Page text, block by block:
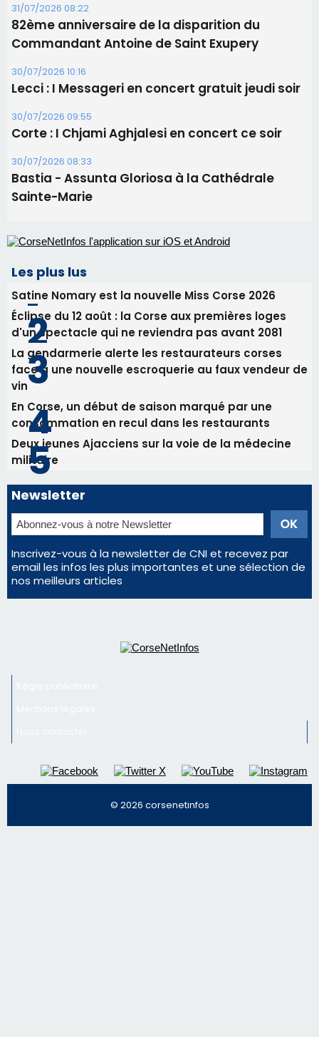
05/08/2026 09:53
Biguglia : messe de la Sainte-Marie et
procession le 14 août
31/07/2026 08:24
Tennis - Début ce week-end du tournoi du
RCPV
31/07/2026 08:22
82ème anniversaire de la disparition du
Commandant Antoine de Saint Exupery
30/07/2026 10:16
30/07/2026 09:55
Corte : I Chjami Aghjalesi en concert ce soir
30/07/2026 08:33
Bastia - Assunta Gloriosa à la Cathédrale
Sainte-Marie
Les plus lus
Satine Nomary est la nouvelle Miss Corse 2026
Éclipse du 12 août : la Corse aux premières loges
d'un spectacle qui ne reviendra pas avant 2081
La gendarmerie alerte les restaurateurs corses
face à une nouvelle escroquerie au faux vendeur de
vin
En Corse, un début de saison marqué par une
consommation en recul dans les restaurants
Deux jeunes Ajacciens sur la voie de la médecine